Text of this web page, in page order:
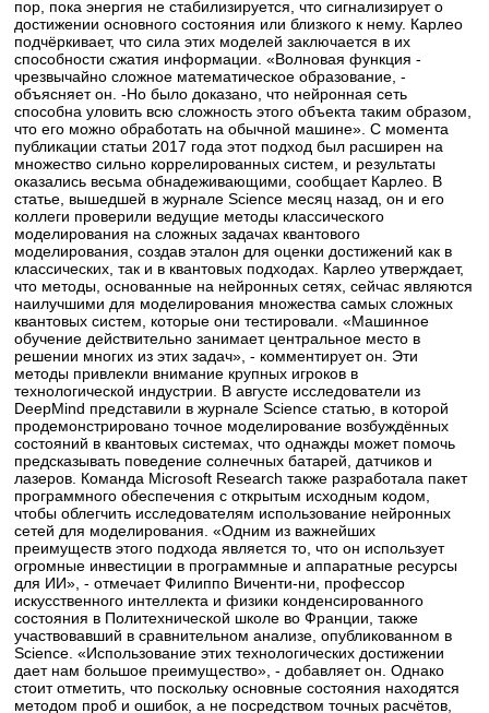
пор, пока энергия не стабилизируется, что сигнализирует о
достижении основного состояния или близкого к нему. Карлео
подчёркивает, что сила этих моделей заключается в их
способности сжатия информации. «Волновая функция -
чрезвычайно сложное математическое образование, -
объясняет он. -Но было доказано, что нейронная сеть
способна уловить всю сложность этого объекта таким образом,
что его можно обработать на обычной машине». С момента
публикации статьи 2017 года этот подход был расширен на
множество сильно коррелированных систем, и результаты
оказались весьма обнадеживающими, сообщает Карлео. В
статье, вышедшей в журнале Science месяц назад, он и его
коллеги проверили ведущие методы классического
моделирования на сложных задачах квантового
моделирования, создав эталон для оценки достижений как в
классических, так и в квантовых подходах. Карлео утверждает,
что методы, основанные на нейронных сетях, сейчас являются
наилучшими для моделирования множества самых сложных
квантовых систем, которые они тестировали. «Машинное
обучение действительно занимает центральное место в
решении многих из этих задач», - комментирует он. Эти
методы привлекли внимание крупных игроков в
технологической индустрии. В августе исследователи из
DeepMind представили в журнале Science статью, в которой
продемонстрировано точное моделирование возбуждённых
состояний в квантовых системах, что однажды может помочь
предсказывать поведение солнечных батарей, датчиков и
лазеров. Команда Microsoft Research также разработала пакет
программного обеспечения с открытым исходным кодом,
чтобы облегчить исследователям использование нейронных
сетей для моделирования. «Одним из важнейших
преимуществ этого подхода является то, что он использует
огромные инвестиции в программные и аппаратные ресурсы
для ИИ», - отмечает Филиппо Виченти-ни, профессор
искусственного интеллекта и физики конденсированного
состояния в Политехнической школе во Франции, также
участвовавший в сравнительном анализе, опубликованном в
Science. «Использование этих технологических достижении
дает нам большое преимущество», - добавляет он. Однако
стоит отметить, что поскольку основные состояния находятся
методом проб и ошибок, а не посредством точных расчётов,